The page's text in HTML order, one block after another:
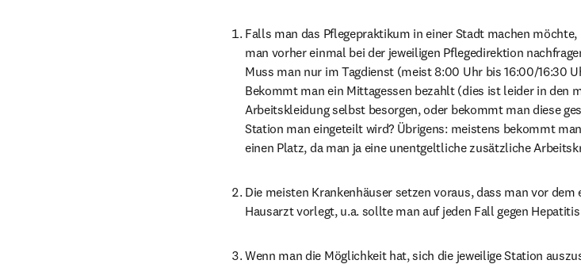
Falls man das Pflegepraktikum in einer Stadt machen
man vorher einmal bei der jeweiligen Pflegedirektion
Muss man nur im Tagdienst (meist 8:00 Uhr bis 16:00/16:30
Bekommt man ein Mittagessen bezahlt (dies ist leider in den
Arbeitskleidung selbst besorgen, oder bekommt man diese
Station man eingeteilt wird? Übrigens: meistens bekommt
einen Platz, da man ja eine unentgeltliche zusätzliche
Die meisten Krankenhäuser setzen voraus, dass man vor
Hausarzt vorlegt, u.a. sollte man auf jeden Fall gegen
Wenn man die Möglichkeit hat, sich die jeweilige Station